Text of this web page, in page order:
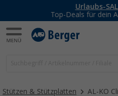
-20% auf
Mit dem
Stützen & Stützplatten AL-KO